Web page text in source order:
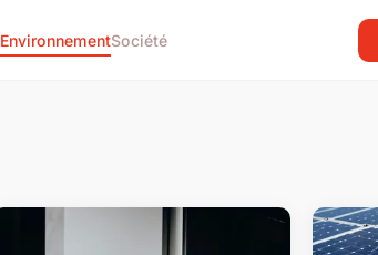
EnvironnementSociété